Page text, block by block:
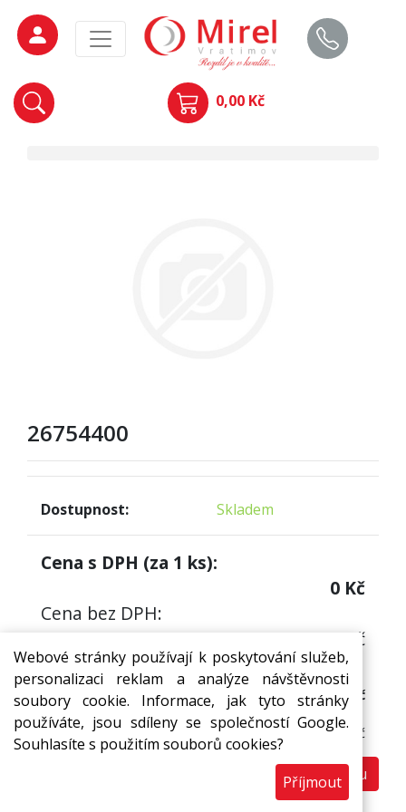
Webové stránky používají k poskytování služeb,
personalizaci reklam a analýze návštěvnosti
soubory cookie. Informace, jak tyto stránky
používáte, jsou sdíleny se společností Google.
Souhlasíte s použitím souborů cookies?
Příjmout
0,00 Kč
26754400
Dostupnost: Skladem
Cena s DPH (za 1 ks):
0 Kč
Cena bez DPH:
Kč
Cena s DPH (za 1 ks)
0 Kč
Cena bez DPH:
Cena nebyla stanovena Kč
Do košíku